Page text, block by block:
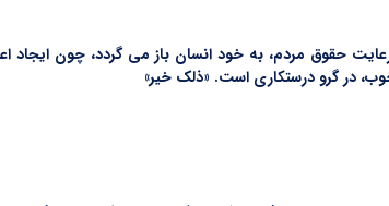
حقوق مردم، به خود انسان باز می گردد، چون ایجاد
در گرو درستکاری است. «ذلک خیر»